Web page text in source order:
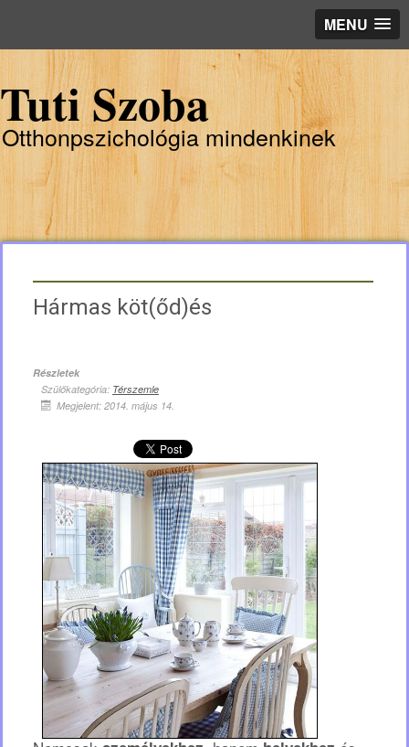
MENU
Tuti Szoba
Otthonpszichológia mindenkinek
Hármas köt(őd)és
Részletek
Szülőkategória: Térszemle
Megjelent: 2014. május 14.